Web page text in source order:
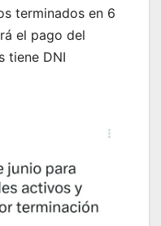
terminados en 6
el pago del
tiene DNI